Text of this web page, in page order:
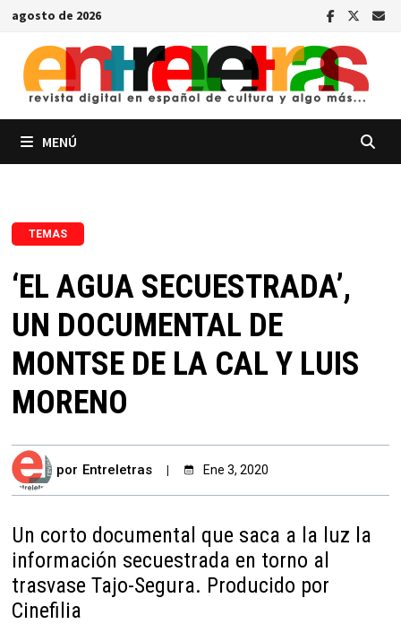
Saltar
contenido
agosto de 2026
MENÚ
TEMAS
‘EL AGUA SECUESTRADA’,
UN DOCUMENTAL DE
MONTSE DE LA CAL Y LUIS
MORENO
por Entreletras Ene 3, 2020
Un corto documental que saca a la luz la
información secuestrada en torno al
trasvase Tajo-Segura. Producido por
Cinefilia